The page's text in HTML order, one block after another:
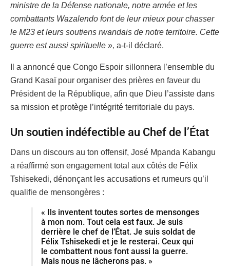
ministre de la Défense nationale, notre armée et les
combattants Wazalendo font de leur mieux pour chasser
le M23 et leurs soutiens rwandais de notre territoire. Cette
guerre est aussi spirituelle », a-t-il déclaré.
Il a annoncé que Congo Espoir sillonnera l’ensemble du
Grand Kasaï pour organiser des prières en faveur du
Président de la République, afin que Dieu l’assiste dans
sa mission et protège l’intégrité territoriale du pays.
Un soutien indéfectible au Chef de l’État
Dans un discours au ton offensif, José Mpanda Kabangu
a réaffirmé son engagement total aux côtés de Félix
Tshisekedi, dénonçant les accusations et rumeurs qu’il
qualifie de mensongères :
« Ils inventent toutes sortes de mensonges
à mon nom. Tout cela est faux. Je suis
derrière le chef de l’État. Je suis soldat de
Félix Tshisekedi et je le resterai. Ceux qui
le combattent nous font aussi la guerre.
Mais nous ne lâcherons pas. »